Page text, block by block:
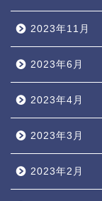
2023年11月
2023年6月
2023年4月
2023年3月
2023年2月